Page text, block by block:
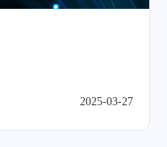
2025-03-27